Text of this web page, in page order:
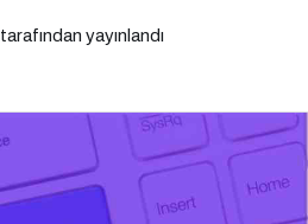
tarafından yayınlandı